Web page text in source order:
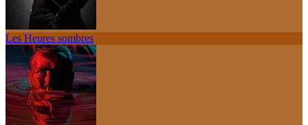
Les Heures sombres